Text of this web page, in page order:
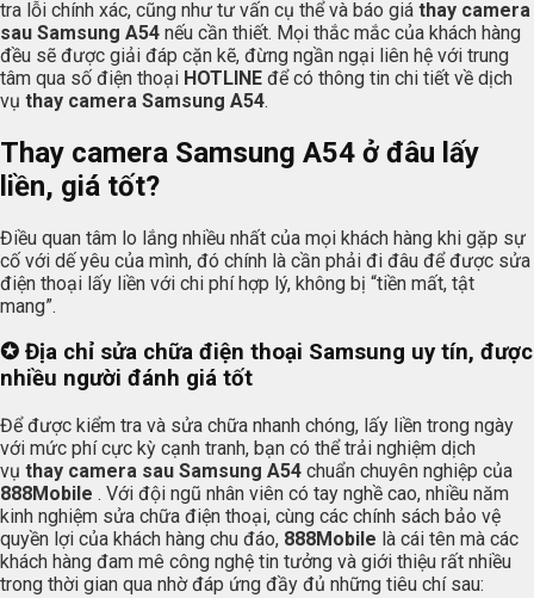
tra lỗi chính xác, cũng như tư vấn cụ thể và báo giá thay camera
sau Samsung A54 nếu cần thiết. Mọi thắc mắc của khách hàng
đều sẽ được giải đáp cặn kẽ, đừng ngần ngại liên hệ với trung
tâm qua số điện thoại HOTLINE để có thông tin chi tiết về dịch
vụ thay camera Samsung A54.
Thay camera Samsung A54 ở đâu lấy
liền, giá tốt?
Điều quan tâm lo lắng nhiều nhất của mọi khách hàng khi gặp sự
cố với dế yêu của mình, đó chính là cần phải đi đâu để được sửa
điện thoại lấy liền với chi phí hợp lý, không bị “tiền mất, tật
mang”.
✪ Địa chỉ sửa chữa điện thoại Samsung uy tín, được
nhiều người đánh giá tốt
Để được kiểm tra và sửa chữa nhanh chóng, lấy liền trong ngày
với mức phí cực kỳ cạnh tranh, bạn có thể trải nghiệm dịch
vụ thay camera sau Samsung A54 chuẩn chuyên nghiệp của
888Mobile . Với đội ngũ nhân viên có tay nghề cao, nhiều năm
kinh nghiệm sửa chữa điện thoại, cùng các chính sách bảo vệ
quyền lợi của khách hàng chu đáo, 888Mobile là cái tên mà các
khách hàng đam mê công nghệ tin tưởng và giới thiệu rất nhiều
trong thời gian qua nhờ đáp ứng đầy đủ những tiêu chí sau: